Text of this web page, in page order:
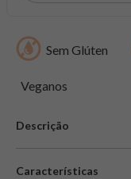
Sem Glúten
Veganos
Descrição
Características